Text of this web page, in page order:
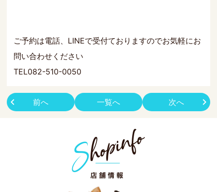
ご予約は電話、LINEで受付ておりますのでお気軽にお
問い合わせください
TEL082-510-0050
前へ 次へ
一覧へ